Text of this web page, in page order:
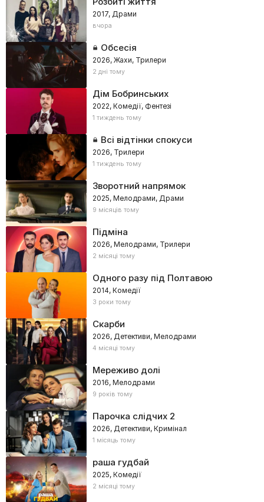
2017, Драми
вчора
Обсесія
2026, Жахи, Трилери
2 дні тому
Дім Бобринських
2022, Комедії, Фентезі
1 тиждень тому
Всі відтінки спокуси
2026, Трилери
1 тиждень тому
Зворотний напрямок
2025, Мелодрами, Драми
9 місяців тому
Підміна
2026, Мелодрами, Трилери
2 місяці тому
Одного разу під Полтавою
2014, Комедії
3 роки тому
Скарби
2026, Детективи, Мелодрами
4 місяці тому
Мереживо долі
2016, Мелодрами
9 років тому
Парочка слідчих 2
2026, Детективи, Кримінал
1 місяць тому
раша гудбай
2025, Комедії
2 місяці тому